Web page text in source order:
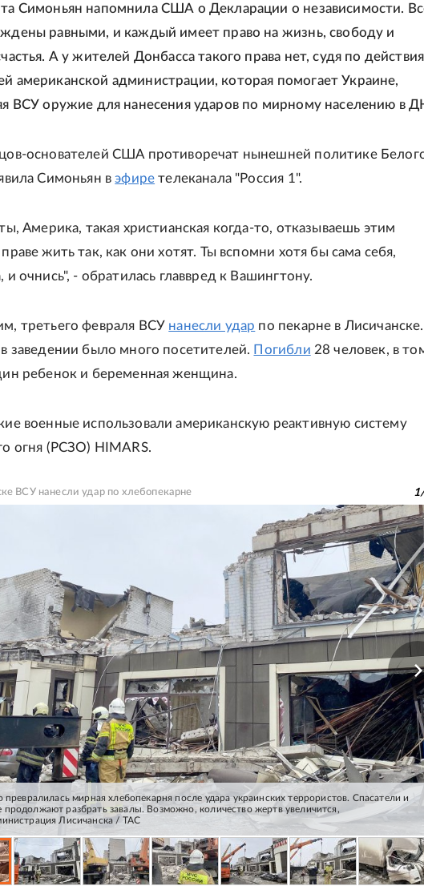
Симоньян напомнила США о Декларации о независимости.
равными, и каждый имеет право на жизнь, свободу и
А у жителей Донбасса такого права нет, судя по
американской администрации, которая помогает Украине,
ВСУ оружие для нанесения ударов по мирному населению в
основателей США противоречат нынешней политике
Симоньян вэфире телеканала "Россия 1".
Америка, такая христианская когда-то, отказываешь этим
жить так, как они хотят. Ты вспомни хотя бы сама себя,
и очнись", - обратилась главвред к Вашингтону.
третьего февраля ВСУ нанесли удар по пекарне в
заведении было много посетителей. Погибли 28 человек, в
ребенок и беременная женщина.
военные использовали американскую реактивную систему
огня (РСЗО) HIMARS.
ВСУ нанесли удар по хлебопекарне 1
превралилась мирная хлебопекарня после удара украинских террористов. Спасатели и
разбрать завалы. Возможно, количество жертв увеличится,
Лисичанска / ТАС